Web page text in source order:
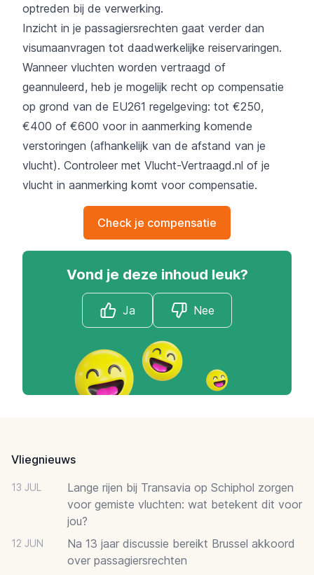
optreden bij de verwerking.
Inzicht in je passagiersrechten gaat verder dan
visumaanvragen tot daadwerkelijke reiservaringen.
Wanneer vluchten worden vertraagd of
geannuleerd, heb je mogelijk recht op compensatie
op grond van de EU261 regelgeving: tot €250,
€400 of €600 voor in aanmerking komende
verstoringen (afhankelijk van de afstand van je
vlucht). Controleer met Vlucht-Vertraagd.nl of je
vlucht in aanmerking komt voor compensatie.
Check je compensatie
Vond je deze inhoud leuk?
Ja Nee
Vliegnieuws
13 JUL
Lange rijen bij Transavia op Schiphol zorgen
voor gemiste vluchten: wat betekent dit voor
jou?
12 JUN
Na 13 jaar discussie bereikt Brussel akkoord
over passagiersrechten